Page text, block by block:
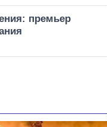
премьер